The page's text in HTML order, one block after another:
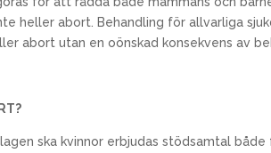
heller abort. Behandling för allvarliga
abort utan en oönskad konsekvens av
ska kvinnor erbjudas stödsamtal